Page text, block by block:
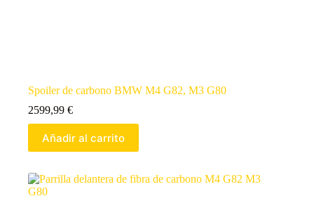
Spoiler de carbono BMW M4 G82, M3 G80
2599,99 €
Añadir al carrito